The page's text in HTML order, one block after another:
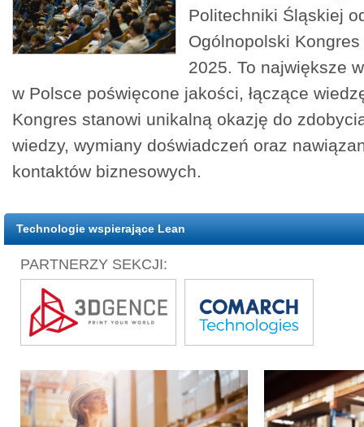
Politechniki Śląskiej
Ogólnopolski
2025. To największe
w Polsce poświęcone jakości, łączące
Kongres stanowi unikalną okazję do
wiedzy, wymiany doświadczeń oraz
kontaktów biznesowych.
Technologie wspierające Lean
PARTNERZY SEKCJI: